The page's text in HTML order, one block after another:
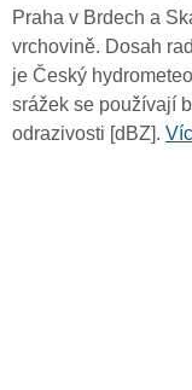
Praha v Brdech a
vrchovině. Dosah
je Český
srážek se používají
odrazivosti [dBZ].